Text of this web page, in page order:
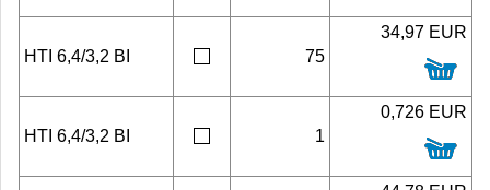
HTI 6,4/3,2 BI 75
34,97 EUR
HTI 6,4/3,2 BI 1
0,726 EUR